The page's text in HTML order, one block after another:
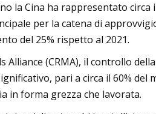
la Cina ha rappresentato circa
per la catena di
del 25% rispetto al 2021.
(CRMA), il controllo
pari a circa il 60% del
in forma grezza che lavorata.